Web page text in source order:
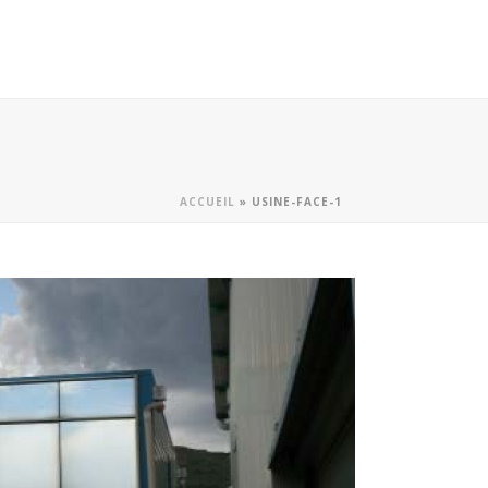
ACCUEIL » USINE-FACE-1